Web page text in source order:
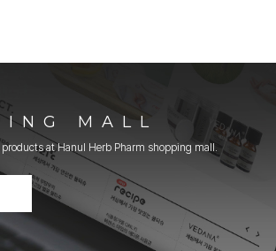
MALL
at Hanul Herb Pharm shopping mall.